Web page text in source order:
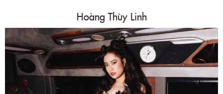
Hoàng Thùy Linh